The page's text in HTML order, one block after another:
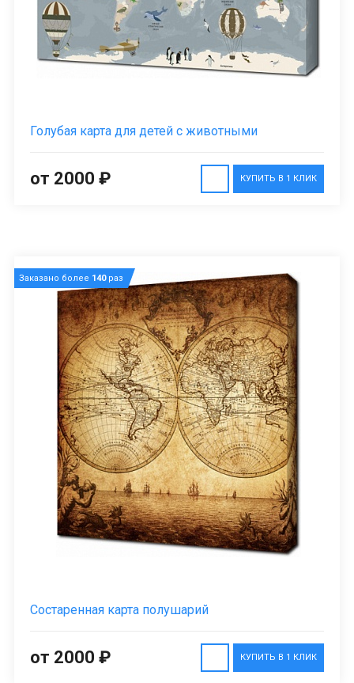
Голубая карта для детей с животными
КУПИТЬ В 1 КЛИК
от 2000 ₽
Заказано более 140раз
Состаренная карта полушарий
КУПИТЬ В 1 КЛИК
от 2000 ₽